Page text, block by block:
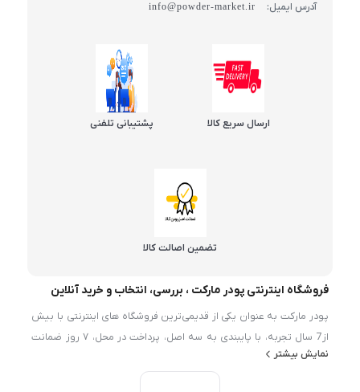
آدرس ایمیل: info@powder-market.ir
ارسال سریع کالا پشتیبانی تلفنی
تضمین اصالت کالا
فروشگاه اینترنتی پودر مارکت ، بررسی، انتخاب و خرید آنلاین
پودر مارکت به عنوان یکی از قدیمی‌ترین فروشگاه های اینترنتی با بیش
از7 سال تجربه، با پایبندی به سه اصل، پرداخت در محل، ۷ روز ضمانت
بازگشت کالا و تضمین اصل‌بودن کالا موفق شده تا همگام با
فروشگاه‌های معتبر ايران، به بزرگ‌ترین فروشگاه اینترنتی ایران تبدیل
نمایش بیشتر